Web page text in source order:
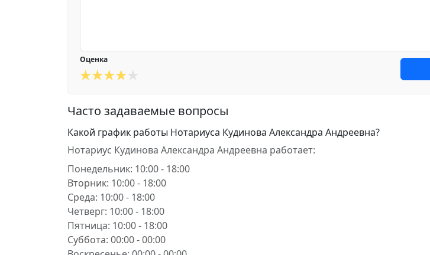
Оценка
Часто задаваемые вопросы
Какой график работы Нотариуса Кудинова Александра Андреевна?
Нотариус Кудинова Александра Андреевна работает:
Понедельник: 10:00 - 18:00
Вторник: 10:00 - 18:00
Среда: 10:00 - 18:00
Четверг: 10:00 - 18:00
Пятница: 10:00 - 18:00
Суббота: 00:00 - 00:00